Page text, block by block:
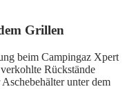
Grillen
beim Campingaz Xpert
Rückstände
unter dem